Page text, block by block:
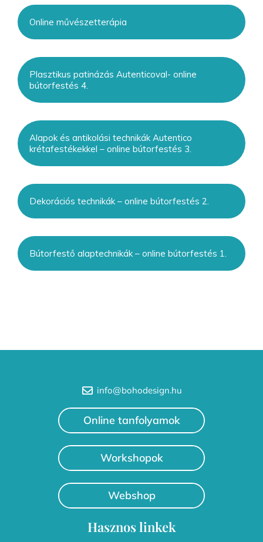
Online művészetterápia
Plasztikus patinázás Autenticoval- online
bútorfestés 4.
Alapok és antikolási technikák Autentico
krétafestékekkel – online bútorfestés 3.
Dekorációs technikák – online bútorfestés 2.
Bútorfestő alaptechnikák – online bútorfestés 1.
info@bohodesign.hu
Online tanfolyamok
Workshopok
Webshop
Hasznos linkek